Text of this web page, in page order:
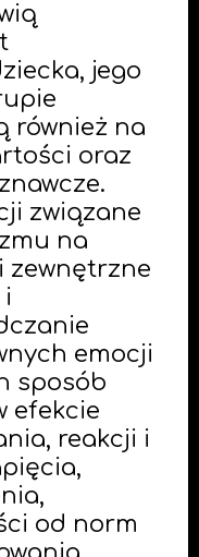
jego
również na
oraz
związane
na
zewnętrzne
emocji
sposób
efekcie
reakcji i
od norm